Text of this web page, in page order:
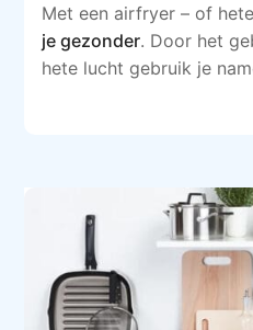
Met een airfryer – of
je gezonder. Door het
hete lucht gebruik je